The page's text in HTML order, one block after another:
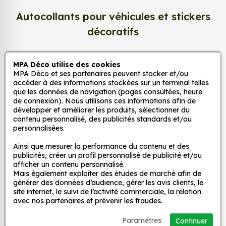
adaptez la décoration d’une pièce, d’une voiture,
d’un meuble, d’une porte et de toute autre surface,
Quels sont les avantages de nos stickers
décoration ?
Une grande variété de motifs et de couleurs :
nos Autocollant Mascotte Chien Berger
Allemand sont disponibles dans une large
gamme de motifs et de couleurs, ce qui vous
décoration.
Une installation facile : nos stickers sont faciles
à installer, même pour les débutants. Il suffit de
les décoller de leur support et de les coller sur
la surface souhaitée. Vous pouvez vous aider
d’une raclette si besoin.
Une durabilité élevée : nos stickers sont
Autocollants pour véhicules et stickers
décoratifs
MPA Déco
Nos services
Nos sites
Mon Compte
Aide
MPA Déco utilise des cookies
MPA Déco et ses partenaires peuvent stocker et/ou
accéder à des informations stockées sur un terminal telles
que les données de navigation (pages consultées, heure
de connexion). Nous utilisons ces informations afin de
développer et améliorer les produits, sélectionner du
contenu personnalisé, des publicités standards et/ou
personnalisées.
Ainsi que mesurer la performance du contenu et des
publicités, créer un profil personnalisé de publicité et/ou
afficher un contenu personnalisé.
Mais également exploiter des études de marché afin de
générer des données d’audience, gérer les avis clients, le
site internet, le suivi de l’activité commerciale, la relation
avec nos partenaires et prévenir les fraudes.
Continuer
Paramétres